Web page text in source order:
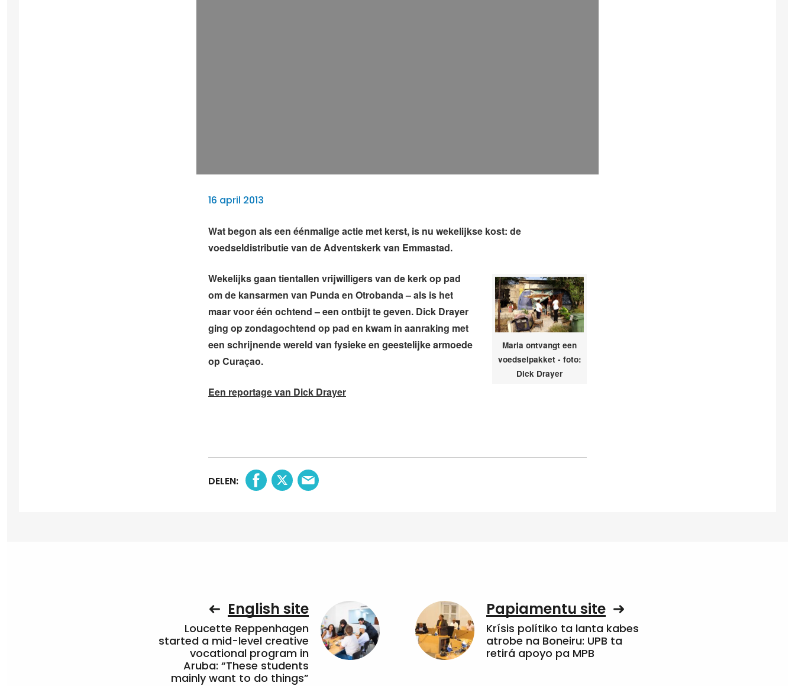
16 april 2013
Wat begon als een éénmalige actie met kerst, is nu wekelijkse kost: de
voedseldistributie van de Adventskerk van Emmastad.
Maria ontvangt een
voedselpakket - foto:
Dick Drayer
Wekelijks gaan tientallen vrijwilligers van de kerk op pad
om de kansarmen van Punda en Otrobanda – als is het
maar voor één ochtend – een ontbijt te geven. Dick Drayer
ging op zondagochtend op pad en kwam in aanraking met
een schrijnende wereld van fysieke en geestelijke armoede
op Curaçao.
Een reportage van Dick Drayer
DELEN:
English site
Loucette Reppenhagen
started a mid-level creative
vocational program in
Aruba: “These students
mainly want to do things”
Papiamentu site
Krísis polítiko ta lanta kabes
atrobe na Boneiru: UPB ta
retirá apoyo pa MPB